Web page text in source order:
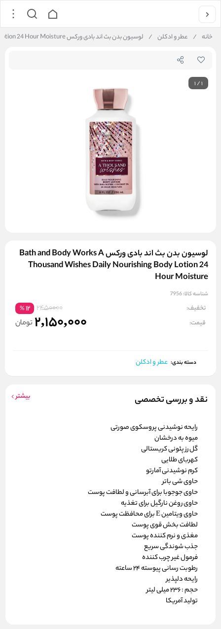
خانه / عطر و ادکلن / لوسیون بدن بث اند بادی ورکس Bath and Body Works A Thousand Wishes Daily Nourishing Body Lotion 24 Hour Moisture
1/1
لوسیون بدن بث اند بادی ورکس Bath and Body Works A
Thousand Wishes Daily Nourishing Body Lotion 24
Hour Moisture
شناسه کالا:7956
تخفیف: 2450000
12
%
قیمت: 2,150,000 تومان
دسته بندی: عطر و ادکلن
نقد و بررسی تخصصی بیشتر
رایحه نوشیدنی پروسکوی صورتی
میوه به درخشان
گل رز پئونی کریستالی
کهربای طلایی
کرم نوشیدنی آمارتو
حاوی شی باتر
حاوی جوجوبا برای آبرسانی و لطافت پوست
حاوی روغن نارگیل برای تغذیه
حاوی ویتامین E برای محافظت پوست
لطافت بخش قوی پوست
مغذی و نرم کننده پوست
جذب شوندگی سریع
فرمول غیر چرب کننده
رطوبت رسانی پیوسته 24 ساعته
رایحه دلپذیر
حجم : 236 میلی لیتر
تولید آمریکا